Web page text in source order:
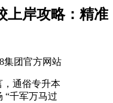
上岸攻略：精准
集团官方网站
通俗专升本
“千军万马过